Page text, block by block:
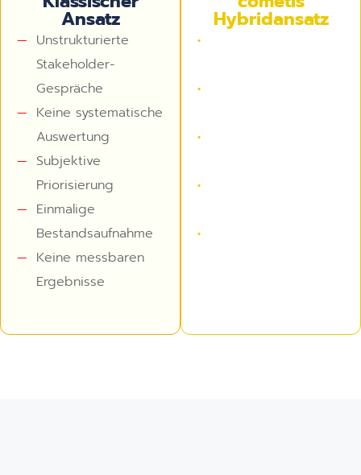
Ansatz
Unstrukturierte
Stakeholder-
Gespräche
Keine systematische
Auswertung
Subjektive
Priorisierung
Einmalige
Bestandsaufnahme
Keine messbaren
Ergebnisse
Hybridansatz